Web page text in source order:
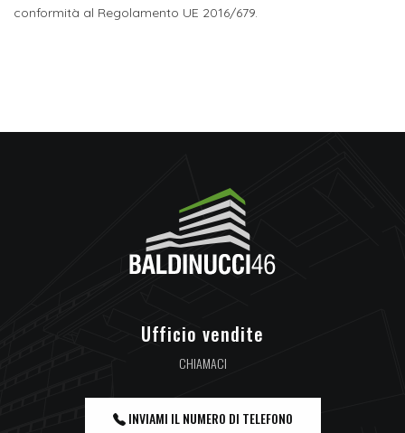
conformità al Regolamento UE 2016/679.
Ufficio vendite
CHIAMACI
INVIAMI IL NUMERO DI TELEFONO